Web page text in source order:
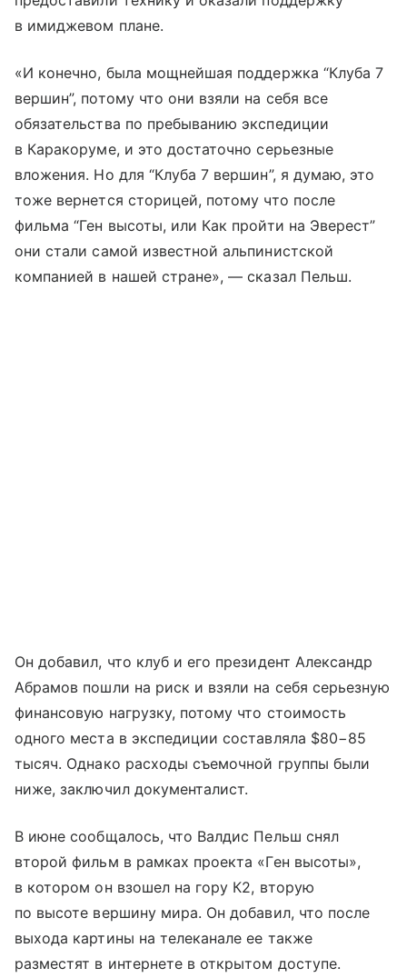
в имиджевом плане.
«И конечно, была мощнейшая поддержка “Клуба 7
вершин”, потому что они взяли на себя все
обязательства по пребыванию экспедиции
в Каракоруме, и это достаточно серьезные
вложения. Но для “Клуба 7 вершин”, я думаю, это
тоже вернется сторицей, потому что после
фильма “Ген высоты, или Как пройти на Эверест”
они стали самой известной альпинистской
компанией в нашей стране», — сказал Пельш.
Он добавил, что клуб и его президент Александр
Абрамов пошли на риск и взяли на себя серьезную
финансовую нагрузку, потому что стоимость
одного места в экспедиции составляла $80−85
тысяч. Однако расходы съемочной группы были
ниже, заключил документалист.
В июне сообщалось, что Валдис Пельш снял
второй фильм в рамках проекта «Ген высоты»,
в котором он взошел на гору К2, вторую
по высоте вершину мира. Он добавил, что после
выхода картины на телеканале ее также
разместят в интернете в открытом доступе.